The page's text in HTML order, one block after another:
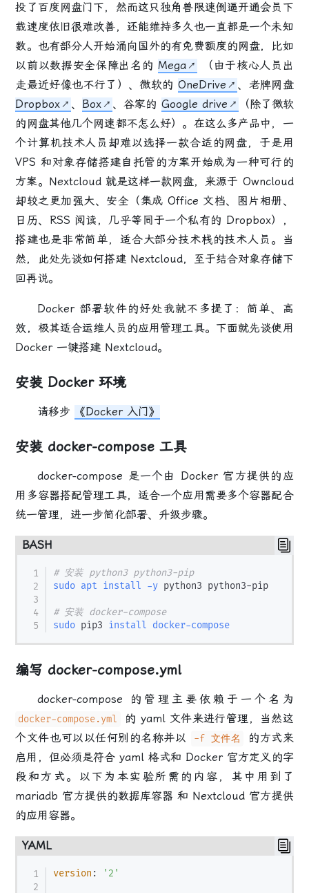
投了百度网盘门下，然而这只独角兽限速倒逼开通会员下
载速度依旧很难改善，还能维持多久也一直都是一个未知
数。也有部分人开始涌向国外的有免费额度的网盘，比如
以前以数据安全保障出名的Mega
（由于核心人员出
走最近好像也不行了）、微软的 OneDrive
、老牌网盘
Dropbox
、 Box 、谷家的 Google drive
（除了微软
的网盘其他几个网速都不怎么好）。在这么多产品中，一
个计算机技术人员却难以选择一款合适的网盘，于是用
VPS 和对象存储搭建自托管的方案开始成为一种可行的
方案。Nextcloud 就是这样一款网盘，来源于 Owncloud
却较之更加强大、安全（集成 Office 文档、图片相册、
日历、RSS 阅读，几乎等同于一个私有的 Dropbox），
搭建也是非常简单，适合大部分技术栈的技术人员。当
然，此处先谈如何搭建 Nextcloud，至于结合对象存储下
回再说。
Docker 部署软件的好处我就不多提了：简单、高
效，极其适合运维人员的应用管理工具。下面就先谈使用
Docker 一键搭建 Nextcloud。
安装 Docker 环境
请移步 《Docker 入门》
安装 docker-compose 工具
docker-compose 是一个由 Docker 官方提供的应
用多容器搭配管理工具，适合一个应用需要多个容器配合
统一管理，进一步简化部署、升级步骤。
BASH
# 安装 python3 python3-pip
sudo apt install -y python3 python3-pip
# 安装 docker-compose
sudo pip3 install docker-compose
编写 docker-compose.yml
docker-compose 的管理主要依赖于一个名为
docker-compose.yml
的 yaml 文件来进行管理，当然这
个文件也可以以任何别的名称并以
-f 文件名
的方式来
启用，但必须是符合 yaml 格式和 Docker 官方定义的字
段和方式。以下为本实验所需的内容，其中用到了
mariadb 官方提供的数据库容器 和 Nextcloud 官方提供
的应用容器。
YAML
version : '2'